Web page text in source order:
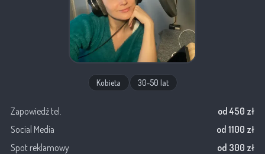
Kobieta 30-50 lat
Zapowiedź tel.
od 450 zł
Social Media
od 1100 zł
Spot reklamowy
od 300 zł